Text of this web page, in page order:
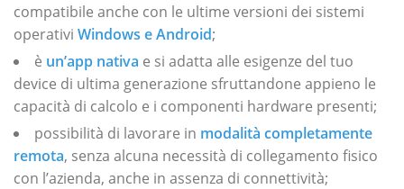
compatibile anche con le ultime versioni dei sistemi
operativi Windows e Android;
è un’app nativa e si adatta alle esigenze del tuo
device di ultima generazione sfruttandone appieno le
capacità di calcolo e i componenti hardware presenti;
possibilità di lavorare in modalità completamente
remota, senza alcuna necessità di collegamento fisico
con l’azienda, anche in assenza di connettività;